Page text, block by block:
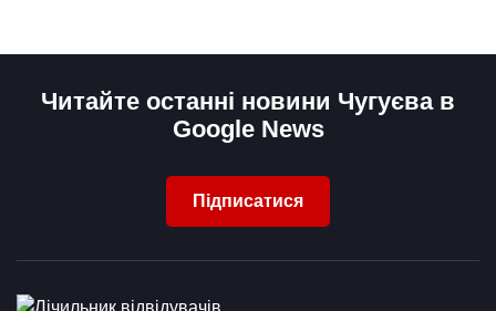
Читайте останні новини Чугуєва в
Google News
Підписатися